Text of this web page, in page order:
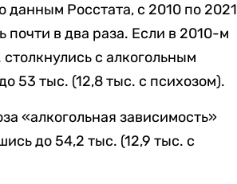
Росстата, с 2010 по 2021
почти в два раза. Если в 2010-м
с алкогольным
53 тыс. (12,8 тыс. с психозом).
«алкогольная зависимость»
до 54,2 тыс. (12,9 тыс. с